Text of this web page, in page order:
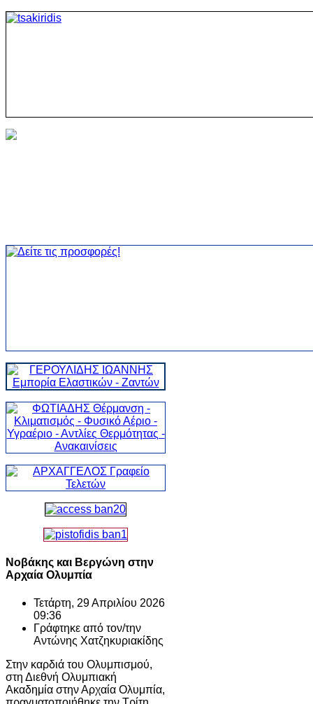
Νοβάκης και Βεργώνη στην
Αρχαία Ολυμπία
Τετάρτη, 29 Απριλίου 2026
09:36
Γράφτηκε από τον/την
Αντώνης Χατζηκυριακίδης
Στην καρδιά του Ολυμπισμού,
στη Διεθνή Ολυμπιακή
Ακαδημία στην Αρχαία Ολυμπία,